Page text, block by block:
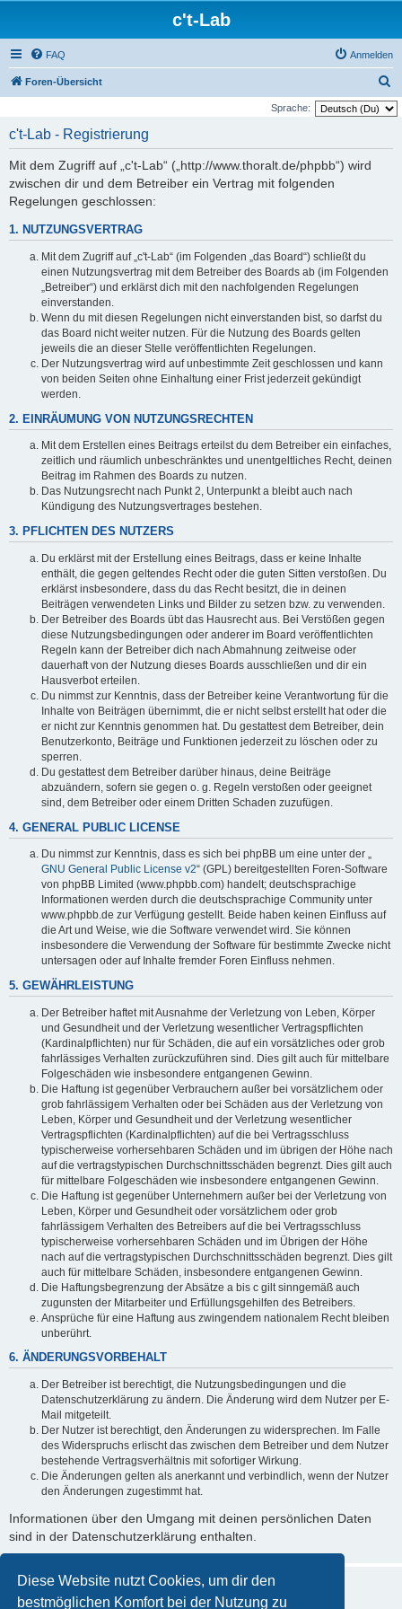
Diese Website nutzt Cookies, um dir den
bestmöglichen Komfort bei der Nutzung zu
c't-Lab
FAQ Anmelden
Foren-Übersicht
u
Sprache:
c't-Lab - Registrierung
Mit dem Zugriff auf „c't-Lab“ („http://www.thoralt.de/phpbb“) wird
zwischen dir und dem Betreiber ein Vertrag mit folgenden
Regelungen geschlossen:
1. NUTZUNGSVERTRAG
Mit dem Zugriff auf „c't-Lab“ (im Folgenden „das Board“) schließt du
einen Nutzungsvertrag mit dem Betreiber des Boards ab (im Folgenden
„Betreiber“) und erklärst dich mit den nachfolgenden Regelungen
einverstanden.
Wenn du mit diesen Regelungen nicht einverstanden bist, so darfst du
das Board nicht weiter nutzen. Für die Nutzung des Boards gelten
jeweils die an dieser Stelle veröffentlichten Regelungen.
Der Nutzungsvertrag wird auf unbestimmte Zeit geschlossen und kann
von beiden Seiten ohne Einhaltung einer Frist jederzeit gekündigt
werden.
2. EINRÄUMUNG VON NUTZUNGSRECHTEN
Mit dem Erstellen eines Beitrags erteilst du dem Betreiber ein einfaches,
zeitlich und räumlich unbeschränktes und unentgeltliches Recht, deinen
Beitrag im Rahmen des Boards zu nutzen.
Das Nutzungsrecht nach Punkt 2, Unterpunkt a bleibt auch nach
Kündigung des Nutzungsvertrages bestehen.
3. PFLICHTEN DES NUTZERS
Du erklärst mit der Erstellung eines Beitrags, dass er keine Inhalte
enthält, die gegen geltendes Recht oder die guten Sitten verstoßen. Du
erklärst insbesondere, dass du das Recht besitzt, die in deinen
Beiträgen verwendeten Links und Bilder zu setzen bzw. zu verwenden.
Der Betreiber des Boards übt das Hausrecht aus. Bei Verstößen gegen
diese Nutzungsbedingungen oder anderer im Board veröffentlichten
Regeln kann der Betreiber dich nach Abmahnung zeitweise oder
dauerhaft von der Nutzung dieses Boards ausschließen und dir ein
Hausverbot erteilen.
Du nimmst zur Kenntnis, dass der Betreiber keine Verantwortung für die
Inhalte von Beiträgen übernimmt, die er nicht selbst erstellt hat oder die
er nicht zur Kenntnis genommen hat. Du gestattest dem Betreiber, dein
Benutzerkonto, Beiträge und Funktionen jederzeit zu löschen oder zu
sperren.
Du gestattest dem Betreiber darüber hinaus, deine Beiträge
abzuändern, sofern sie gegen o. g. Regeln verstoßen oder geeignet
sind, dem Betreiber oder einem Dritten Schaden zuzufügen.
4. GENERAL PUBLIC LICENSE
Du nimmst zur Kenntnis, dass es sich bei phpBB um eine unter der „
GNU General Public License v2“ (GPL) bereitgestellten Foren-Software
von phpBB Limited (www.phpbb.com) handelt; deutschsprachige
Informationen werden durch die deutschsprachige Community unter
www.phpbb.de zur Verfügung gestellt. Beide haben keinen Einfluss auf
die Art und Weise, wie die Software verwendet wird. Sie können
insbesondere die Verwendung der Software für bestimmte Zwecke nicht
untersagen oder auf Inhalte fremder Foren Einfluss nehmen.
5. GEWÄHRLEISTUNG
Der Betreiber haftet mit Ausnahme der Verletzung von Leben, Körper
und Gesundheit und der Verletzung wesentlicher Vertragspflichten
(Kardinalpflichten) nur für Schäden, die auf ein vorsätzliches oder grob
fahrlässiges Verhalten zurückzuführen sind. Dies gilt auch für mittelbare
Folgeschäden wie insbesondere entgangenen Gewinn.
Die Haftung ist gegenüber Verbrauchern außer bei vorsätzlichem oder
grob fahrlässigem Verhalten oder bei Schäden aus der Verletzung von
Leben, Körper und Gesundheit und der Verletzung wesentlicher
Vertragspflichten (Kardinalpflichten) auf die bei Vertragsschluss
typischerweise vorhersehbaren Schäden und im übrigen der Höhe nach
auf die vertragstypischen Durchschnittsschäden begrenzt. Dies gilt auch
für mittelbare Folgeschäden wie insbesondere entgangenen Gewinn.
Die Haftung ist gegenüber Unternehmern außer bei der Verletzung von
Leben, Körper und Gesundheit oder vorsätzlichem oder grob
fahrlässigem Verhalten des Betreibers auf die bei Vertragsschluss
typischerweise vorhersehbaren Schäden und im Übrigen der Höhe
nach auf die vertragstypischen Durchschnittsschäden begrenzt. Dies gilt
auch für mittelbare Schäden, insbesondere entgangenen Gewinn.
Die Haftungsbegrenzung der Absätze a bis c gilt sinngemäß auch
zugunsten der Mitarbeiter und Erfüllungsgehilfen des Betreibers.
Ansprüche für eine Haftung aus zwingendem nationalem Recht bleiben
unberührt.
6. ÄNDERUNGSVORBEHALT
Der Betreiber ist berechtigt, die Nutzungsbedingungen und die
Datenschutzerklärung zu ändern. Die Änderung wird dem Nutzer per E-
Mail mitgeteilt.
Der Nutzer ist berechtigt, den Änderungen zu widersprechen. Im Falle
des Widerspruchs erlischt das zwischen dem Betreiber und dem Nutzer
bestehende Vertragsverhältnis mit sofortiger Wirkung.
Die Änderungen gelten als anerkannt und verbindlich, wenn der Nutzer
den Änderungen zugestimmt hat.
Informationen über den Umgang mit deinen persönlichen Daten
sind in der Datenschutzerklärung enthalten.